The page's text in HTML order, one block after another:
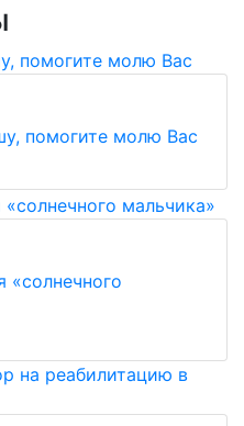
помогите молю Вас
«солнечного